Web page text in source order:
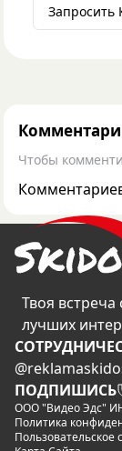
Запросить
Чтобы
Твоя
лучших
ПОДПИШИСЬ
ООО "Видео Эдс"
Политика
Пользовательское